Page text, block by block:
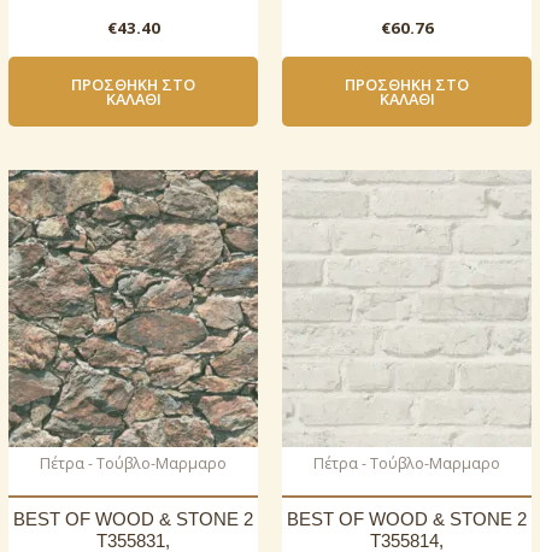
€43.40
ΠΡΟΣΘΉΚΗ ΣΤΟ
ΚΑΛΆΘΙ
€60.76
ΠΡΟΣΘΉΚΗ ΣΤΟ
ΚΑΛΆΘΙ
Πέτρα - Τούβλο-Μαρμαρο
BEST OF WOOD & STONE 2
T355831,
Πέτρα - Τούβλο-Μαρμαρο
BEST OF WOOD & STONE 2
T355814,